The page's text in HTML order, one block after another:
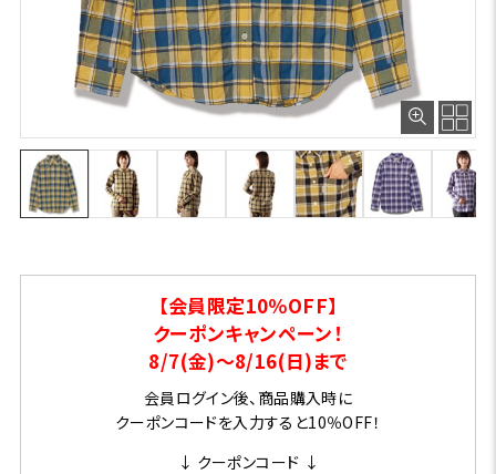
【会員限定10％OFF】
クーポンキャンペーン！
8/7(金)～8/16(日)まで
会員ログイン後、商品購入時に
クーポンコードを入力すると10％OFF！
↓ クーポンコード ↓